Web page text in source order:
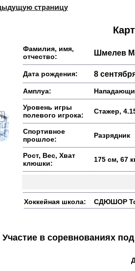
страницу
Фамилия, имя,
отчество:
Шмелев
Дата рождения: 8
Амплуа:
Уровень игры
полевого игрока:
Стажер,
Спортивное
прошлое:
Разрядник
Рост, Вес, Хват
клюшки:
175 см, 67
Хоккейная школа: СДЮШОР
Участие в соревнованиях